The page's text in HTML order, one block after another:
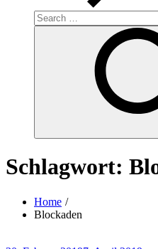
Search
for:
Schlagwort:
Home
Blockaden